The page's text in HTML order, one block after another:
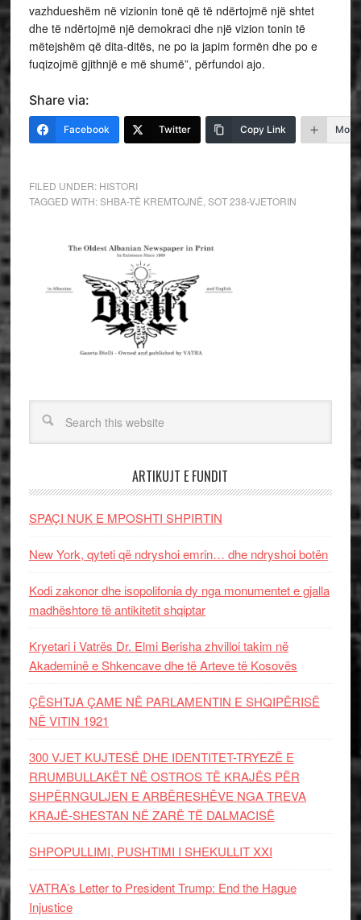
vazhdueshëm në vizionin tonë që të ndërtojmë një shtet
dhe të ndërtojmë një demokraci dhe një vizion tonin të
mëtejshëm që dita-ditës, ne po ia japim formën dhe po e
fuqizojmë gjithnjë e më shumë”, përfundoi ajo.
Share via:
Facebook Twitter Copy Link More
FILED UNDER: HISTORI
TAGGED WITH:SHBA-TË KREMTOJNË SOT 238-VJETORIN
ARTIKUJT E FUNDIT
SPAÇI NUK E MPOSHTI SHPIRTIN
New York, qyteti që ndryshoi emrin… dhe ndryshoi botën
Kodi zakonor dhe isopolifonia dy nga monumentet e gjalla
madhështore të antikitetit shqiptar
Kryetari i Vatrës Dr. Elmi Berisha zhvilloi takim në
Akademinë e Shkencave dhe të Arteve të Kosovës
ÇËSHTJA ÇAME NË PARLAMENTIN E SHQIPËRISË
NË VITIN 1921
300 VJET KUJTESË DHE IDENTITET-TRYEZË E
RRUMBULLAKËT NË OSTROS TË KRAJËS PËR
SHPËRNGULJEN E ARBËRESHËVE NGA TREVA
KRAJË-SHESTAN NË ZARË TË DALMACISË
SHPOPULLIMI, PUSHTIMI I SHEKULLIT XXI
VATRA’s Letter to President Trump: End the Hague
Injustice